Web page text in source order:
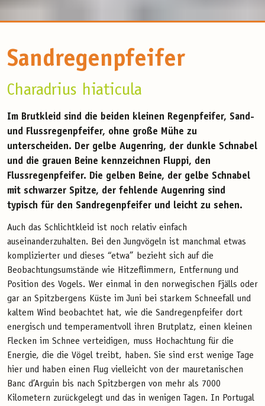
Sandregenpfeifer
Charadrius hiaticula
Im Brutkleid sind die beiden kleinen Regenpfeifer, Sand-
und Flussregenpfeifer, ohne große Mühe zu
unterscheiden. Der gelbe Augenring, der dunkle Schnabel
und die grauen Beine kennzeichnen Fluppi, den
Flussregenpfeifer. Die gelben Beine, der gelbe Schnabel
mit schwarzer Spitze, der fehlende Augenring sind
typisch für den Sandregenpfeifer und leicht zu sehen.
Auch das Schlichtkleid ist noch relativ einfach
auseinanderzuhalten. Bei den Jungvögeln ist manchmal etwas
komplizierter und dieses “etwa” bezieht sich auf die
Beobachtungsumstände wie Hitzeflimmern, Entfernung und
Position des Vogels. Wer einmal in den norwegischen Fjälls oder
gar an Spitzbergens Küste im Juni bei starkem Schneefall und
kaltem Wind beobachtet hat, wie die Sandregenpfeifer dort
energisch und temperamentvoll ihren Brutplatz, einen kleinen
Flecken im Schnee verteidigen, muss Hochachtung für die
Energie, die die Vögel treibt, haben. Sie sind erst wenige Tage
hier und haben einen Flug vielleicht von der mauretanischen
Banc d’Arguin bis nach Spitzbergen von mehr als 7000
Kilometern zurückgelegt und das in wenigen Tagen. In Portugal